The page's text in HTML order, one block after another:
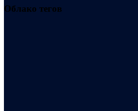
Облако тегов